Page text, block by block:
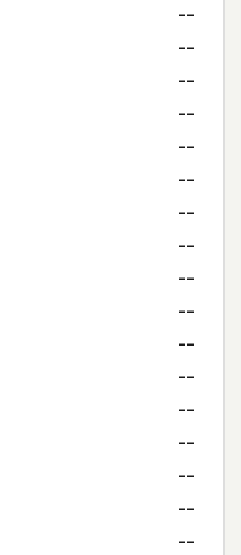
--
--
--
--
--
--
--
--
--
--
--
--
--
--
--
--
--